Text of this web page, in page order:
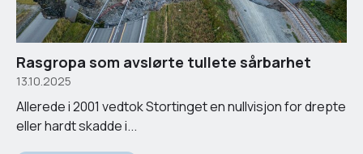
Rasgropa som avslørte tullete sårbarhet
13.10.2025
Allerede i 2001 vedtok Stortinget en nullvisjon for drepte
eller hardt skadde i...